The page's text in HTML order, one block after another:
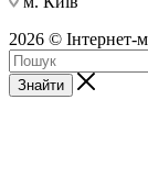
2026 © Інтернет-
Знайти